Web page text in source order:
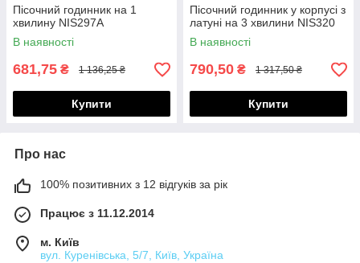
Пісочний годинник на 1
хвилину NIS297A
В наявності
681,75 ₴ 1 136,25 ₴
Купити
Пісочний годинник у корпусі з
латуні на 3 хвилини NIS320
В наявності
790,50 ₴ 1 317,50 ₴
Купити
Про нас
100% позитивних з 12 відгуків за рік
Працює з 11.12.2014
м. Київ
вул. Куренівська, 5/7, Київ, Україна